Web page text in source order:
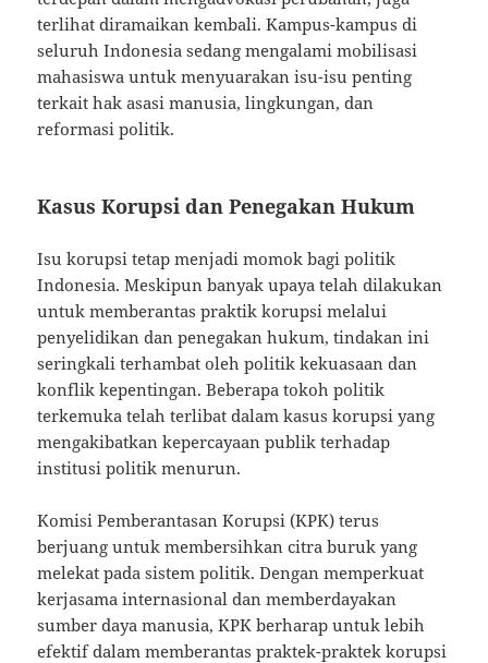
terlihat diramaikan kembali. Kampus-kampus di
seluruh Indonesia sedang mengalami mobilisasi
mahasiswa untuk menyuarakan isu-isu penting
terkait hak asasi manusia, lingkungan, dan
reformasi politik.
Kasus Korupsi dan Penegakan Hukum
Isu korupsi tetap menjadi momok bagi politik
Indonesia. Meskipun banyak upaya telah dilakukan
untuk memberantas praktik korupsi melalui
penyelidikan dan penegakan hukum, tindakan ini
seringkali terhambat oleh politik kekuasaan dan
konflik kepentingan. Beberapa tokoh politik
terkemuka telah terlibat dalam kasus korupsi yang
mengakibatkan kepercayaan publik terhadap
institusi politik menurun.
Komisi Pemberantasan Korupsi (KPK) terus
berjuang untuk membersihkan citra buruk yang
melekat pada sistem politik. Dengan memperkuat
kerjasama internasional dan memberdayakan
sumber daya manusia, KPK berharap untuk lebih
efektif dalam memberantas praktek-praktek korupsi